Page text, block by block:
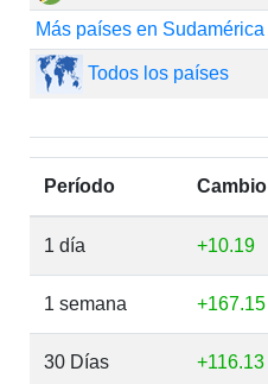
Más países en Sudamérica
Todos los países
Período Cambio
1 día +10.19
1 semana +167.15
30 Días +116.13